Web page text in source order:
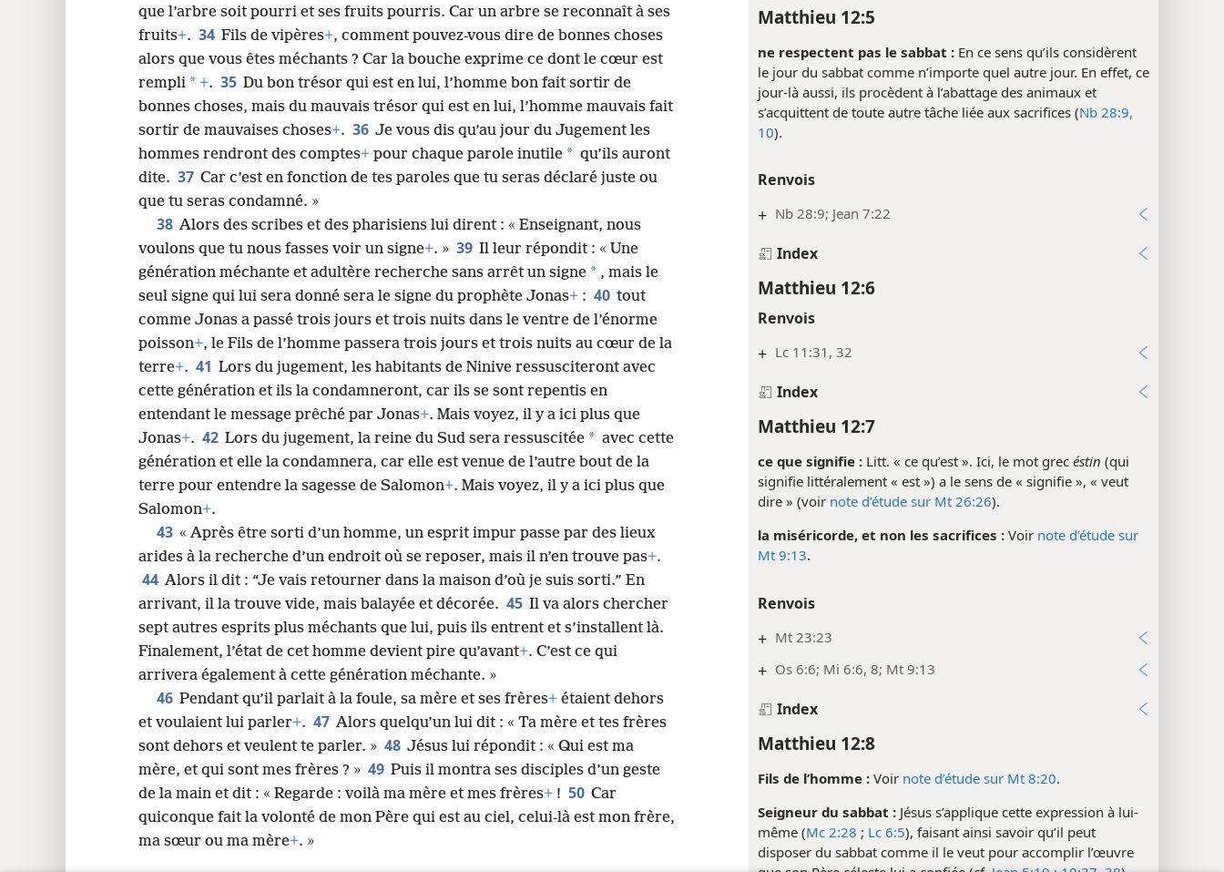
Matthieu 12:5
ne respectent pas le sabbat : En ce sens qu’ils considèrent
le jour du sabbat comme n’importe quel autre jour. En effet, ce
jour-là aussi, ils procèdent à l’abattage des animaux et
s’acquittent de toute autre tâche liée aux sacrifices (Nb 28:9,
10).
Renvois
+ Nb 28:9; Jean 7:22
Index
Matthieu 12:6
Renvois
+ Lc 11:31, 32
Index
Matthieu 12:7
ce que signifie : Litt. « ce qu’est ». Ici, le mot grec éstin (qui
signifie littéralement « est ») a le sens de « signifie », « veut
dire » (voir note d’étude sur Mt 26:26).
la miséricorde, et non les sacrifices : Voir note d’étude sur
Mt 9:13.
Renvois
+ Mt 23:23
+ Os 6:6; Mi 6:6, 8; Mt 9:13
Index
Matthieu 12:8
Fils de l’homme : Voir note d’étude sur Mt 8:20.
Seigneur du sabbat : Jésus s’applique cette expression à lui-
même (Mc 2:28 ; Lc 6:5), faisant ainsi savoir qu’il peut
disposer du sabbat comme il le veut pour accomplir l’œuvre
que l’arbre soit pourri et ses fruits pourris. Car un arbre se reconnaît à ses
fruits+. 34 Fils de vipères+, comment pouvez-vous dire de bonnes choses
alors que vous êtes méchants ? Car la bouche exprime ce dont le cœur est
rempli * +. 35 Du bon trésor qui est en lui, l’homme bon fait sortir de
bonnes choses, mais du mauvais trésor qui est en lui, l’homme mauvais fait
sortir de mauvaises choses+. 36 Je vous dis qu’au jour du Jugement les
hommes rendront des comptes+ pour chaque parole inutile * qu’ils auront
dite. 37 Car c’est en fonction de tes paroles que tu seras déclaré juste ou
que tu seras condamné. »
38 Alors des scribes et des pharisiens lui dirent : « Enseignant, nous
voulons que tu nous fasses voir un signe+. » 39 Il leur répondit : « Une
génération méchante et adultère recherche sans arrêt un signe * , mais le
seul signe qui lui sera donné sera le signe du prophète Jonas+ : 40 tout
comme Jonas a passé trois jours et trois nuits dans le ventre de l’énorme
poisson+, le Fils de l’homme passera trois jours et trois nuits au cœur de la
terre+. 41 Lors du jugement, les habitants de Ninive ressusciteront avec
cette génération et ils la condamneront, car ils se sont repentis en
entendant le message prêché par Jonas+. Mais voyez, il y a ici plus que
Jonas+. 42 Lors du jugement, la reine du Sud sera ressuscitée * avec cette
génération et elle la condamnera, car elle est venue de l’autre bout de la
terre pour entendre la sagesse de Salomon+. Mais voyez, il y a ici plus que
Salomon+.
43 « Après être sorti d’un homme, un esprit impur passe par des lieux
arides à la recherche d’un endroit où se reposer, mais il n’en trouve pas+.
44 Alors il dit : “Je vais retourner dans la maison d’où je suis sorti.” En
arrivant, il la trouve vide, mais balayée et décorée. 45 Il va alors chercher
sept autres esprits plus méchants que lui, puis ils entrent et s’installent là.
Finalement, l’état de cet homme devient pire qu’avant+. C’est ce qui
arrivera également à cette génération méchante. »
46 Pendant qu’il parlait à la foule, sa mère et ses frères+ étaient dehors
et voulaient lui parler+. 47 Alors quelqu’un lui dit : « Ta mère et tes frères
sont dehors et veulent te parler. » 48 Jésus lui répondit : « Qui est ma
mère, et qui sont mes frères ? » 49 Puis il montra ses disciples d’un geste
de la main et dit : « Regarde : voilà ma mère et mes frères+ ! 50 Car
quiconque fait la volonté de mon Père qui est au ciel, celui-là est mon frère,
ma sœur ou ma mère+. »